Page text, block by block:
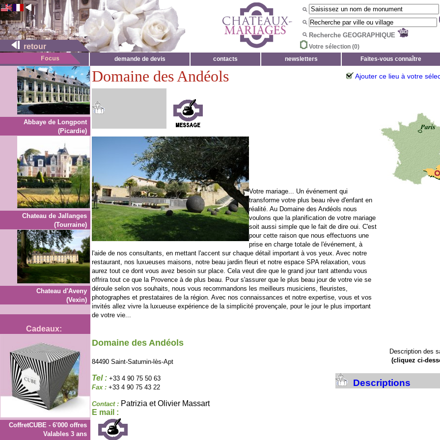
retour
Recherche GEOGRAPHIQUE
Votre sélection (0)
demande de devis
contacts newsletters Faites-vous connaître
Abbaye de Longpont
(Picardie)
Chateau de Jallanges
(Tourraine)
Chateau d'Aveny
(Vexin)
Cadeaux:
CoffretCUBE - 6'000 offres
Valables 3 ans
Domaine des Andéols Ajouter ce lieu à votre
Votre mariage... Un événement qui
transforme votre plus beau rêve d'enfant en
réalité. Au Domaine des Andéols nous
voulons que la planification de votre mariage
soit aussi simple que le fait de dire oui. C'est
pour cette raison que nous effectuons une
prise en charge totale de l'événement, à
l'aide de nos consultants, en mettant l'accent sur chaque détail important à vos yeux. Avec notre
restaurant, nos luxueuses maisons, notre beau jardin fleuri et notre espace SPA relaxation, vous
aurez tout ce dont vous avez besoin sur place. Cela veut dire que le grand jour tant attendu vous
offrira tout ce que la Provence à de plus beau. Pour s'assurer que le plus beau jour de votre vie se
déroule selon vos souhaits, nous vous recommandons les meilleurs musiciens, fleuristes,
photographes et prestataires de la région. Avec nos connaissances et notre expertise, vous et vos
invités allez vivre la luxueuse expérience de la simplicité provençale, pour le jour le plus important
de votre vie...
Domaine des Andéols
84490 Saint-Saturnin-lès-Apt
Tel : +33 4 90 75 50 63
Fax : +33 4 90 75 43 22
Contact : Patrizia et Olivier Massart
E mail :
Description des
(cliquez ci-
Descriptions